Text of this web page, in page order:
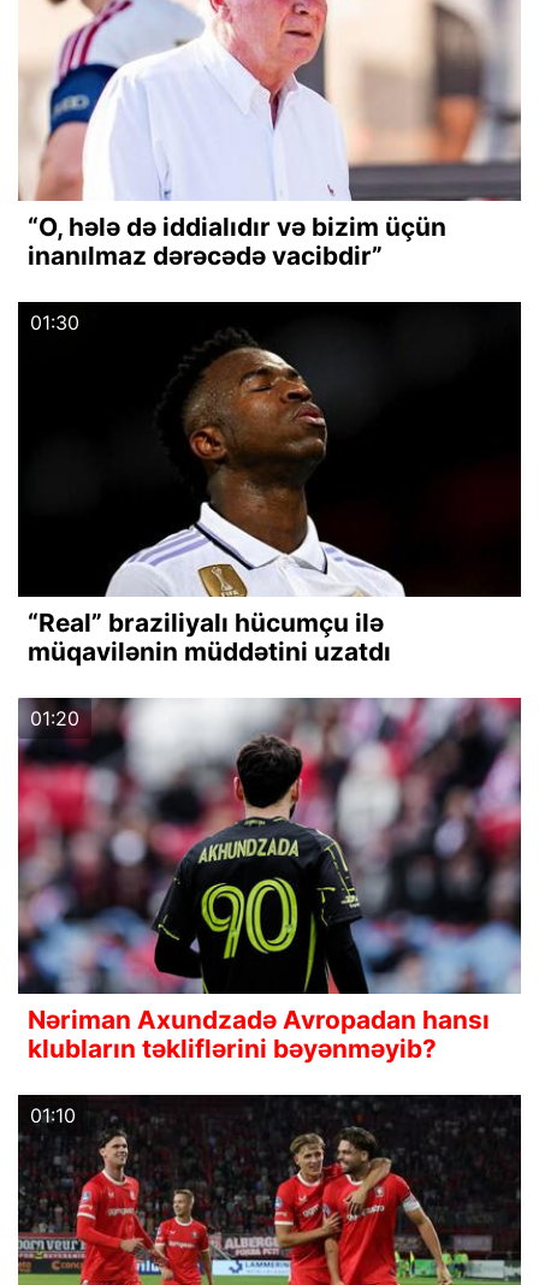
“O, hələ də iddialıdır və bizim üçün
inanılmaz dərəcədə vacibdir”
01:30
“Real” braziliyalı hücumçu ilə
müqavilənin müddətini uzatdı
01:20
Nəriman Axundzadə Avropadan hansı
klubların təkliflərini bəyənməyib?
01:10